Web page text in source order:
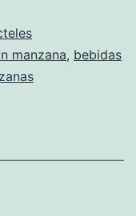
manzana, bebidas